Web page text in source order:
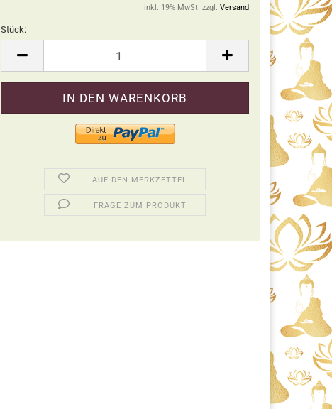
inkl. 19% MwSt. zzgl. Versand
Stück:
Stück
AUF DEN MERKZETTEL
FRAGE ZUM PRODUKT